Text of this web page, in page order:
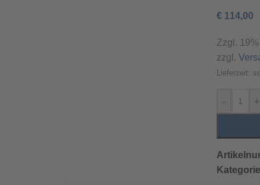
€114,00
Zzgl.
zzgl.
Lieferzeit:
- +